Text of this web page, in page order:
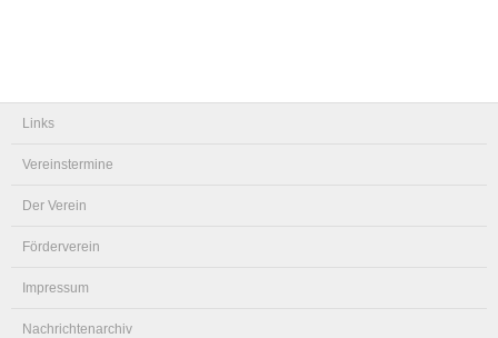
Links
Vereinstermine
Der Verein
Förderverein
Impressum
Nachrichtenarchiv